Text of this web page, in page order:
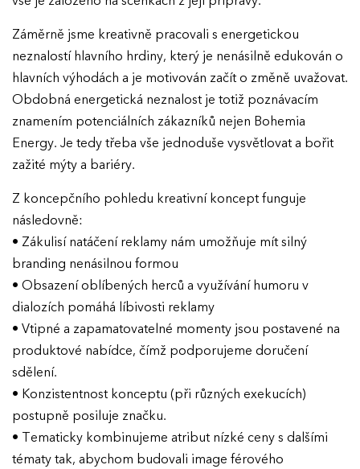
Záměrně jsme kreativně pracovali s energetickou
neznalostí hlavního hrdiny, který je nenásilně edukován o
hlavních výhodách a je motivován začít o změně uvažovat.
Obdobná energetická neznalost je totiž poznávacím
znamením potenciálních zákazníků nejen Bohemia
Energy. Je tedy třeba vše jednoduše vysvětlovat a bořit
zažité mýty a bariéry.
Z koncepčního pohledu kreativní koncept funguje
následovně:
• Zákulisí natáčení reklamy nám umožňuje mít silný
branding nenásilnou formou
• Obsazení oblíbených herců a využívání humoru v
dialozích pomáhá líbivosti reklamy
• Vtipné a zapamatovatelné momenty jsou postavené na
produktové nabídce, čímž podporujeme doručení
sdělení.
• Konzistentnost konceptu (při různých exekucích)
postupně posiluje značku.
• Tematicky kombinujeme atribut nízké ceny s dalšími
tématy tak, abychom budovali image férového